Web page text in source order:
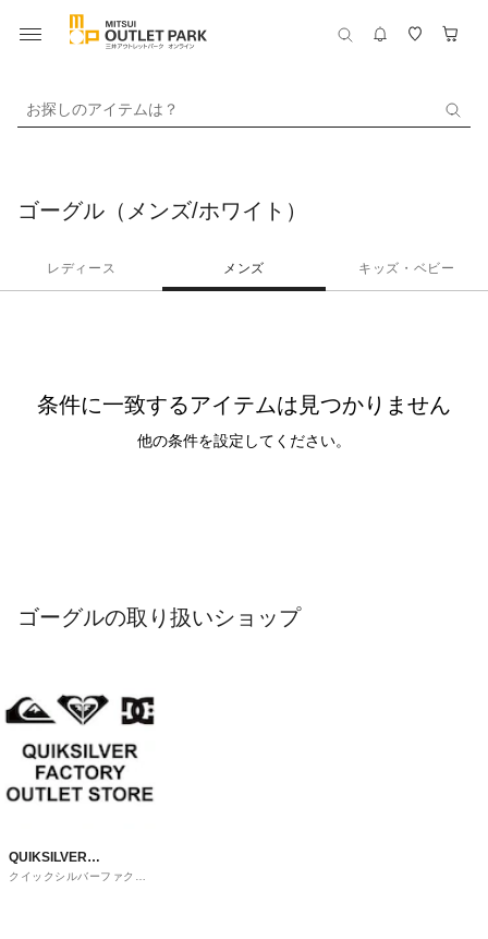
お探しのアイテムは？
ゴーグル（メンズ/ホワイト）
レディース メンズ キッズ・ベビー
条件に一致するアイテムは見つかりません
他の条件を設定してください。
ゴーグルの取り扱いショップ
QUIKSILVER
FACTORY OUTLET
クイックシルバーファクト